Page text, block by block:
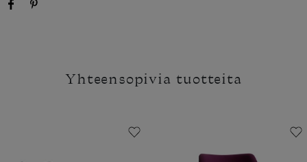
Yhteensopivia tuotteita